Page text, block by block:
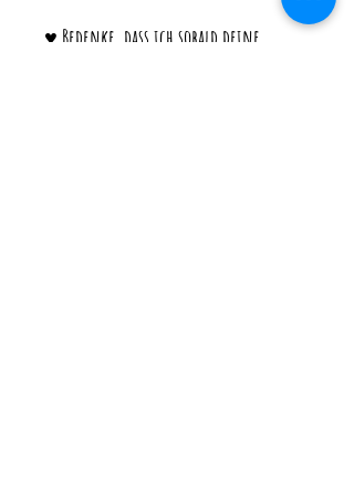
♥ Bedenke, dass ich sobald deine